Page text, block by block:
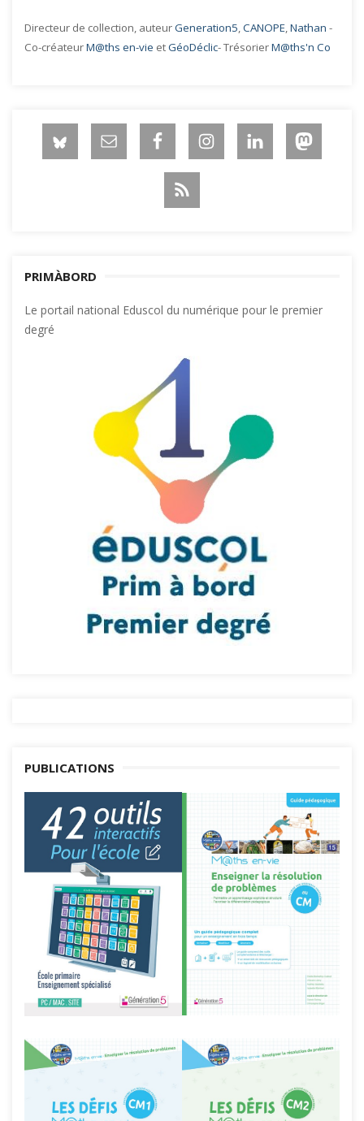
Directeur de collection, auteurGeneration5,CANOPE,Nathan -
Co-créateurM@ths en-vie etGéoDéclic- TrésorierM@ths'n Co
PRIMÀBORD
Le portail national Eduscol du numérique pour le premier
degré
PUBLICATIONS